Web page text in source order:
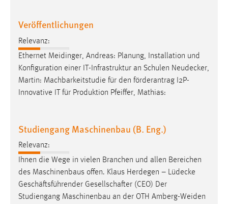
Veröffentlichungen
Relevanz:
Ethernet Meidinger, Andreas: Planung, Installation und
Konfiguration einer IT-Infrastruktur an Schulen Neudecker,
Martin: Machbarkeitstudie für den förderantrag I2P-
Innovative IT für Produktion Pfeiffer, Mathias:
Studiengang Maschinenbau (B. Eng.)
Relevanz:
Ihnen die Wege in vielen Branchen und allen Bereichen
des Maschinenbaus offen. Klaus Herdegen – Lüdecke
Geschäftsführender Gesellschafter (CEO) Der
Studiengang Maschinenbau an der OTH Amberg-Weiden